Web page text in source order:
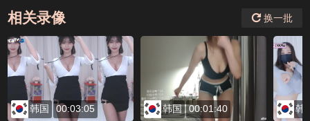
相关录像 换一批
韩国 00:03:05 韩国 00:01:40 韩